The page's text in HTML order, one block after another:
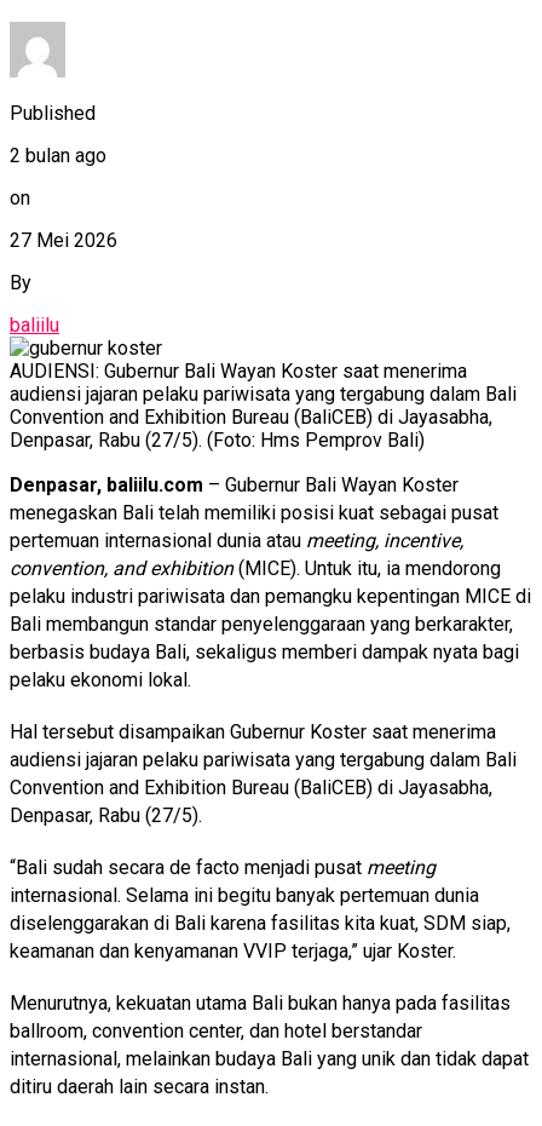
Published
2 bulan ago
on
27 Mei 2026
By
baliilu
AUDIENSI: Gubernur Bali Wayan Koster saat menerima
audiensi jajaran pelaku pariwisata yang tergabung dalam Bali
Convention and Exhibition Bureau (BaliCEB) di Jayasabha,
Denpasar, Rabu (27/5). (Foto: Hms Pemprov Bali)
Denpasar, baliilu.com – Gubernur Bali Wayan Koster
menegaskan Bali telah memiliki posisi kuat sebagai pusat
pertemuan internasional dunia atau meeting, incentive,
convention, and exhibition(MICE). Untuk itu, ia mendorong
pelaku industri pariwisata dan pemangku kepentingan MICE di
Bali membangun standar penyelenggaraan yang berkarakter,
berbasis budaya Bali, sekaligus memberi dampak nyata bagi
pelaku ekonomi lokal.
Hal tersebut disampaikan Gubernur Koster saat menerima
audiensi jajaran pelaku pariwisata yang tergabung dalam Bali
Convention and Exhibition Bureau (BaliCEB) di Jayasabha,
Denpasar, Rabu (27/5).
“Bali sudah secara de facto menjadi pusat meeting
internasional. Selama ini begitu banyak pertemuan dunia
diselenggarakan di Bali karena fasilitas kita kuat, SDM siap,
keamanan dan kenyamanan VVIP terjaga,” ujar Koster.
Menurutnya, kekuatan utama Bali bukan hanya pada fasilitas
ballroom, convention center, dan hotel berstandar
internasional, melainkan budaya Bali yang unik dan tidak dapat
ditiru daerah lain secara instan.